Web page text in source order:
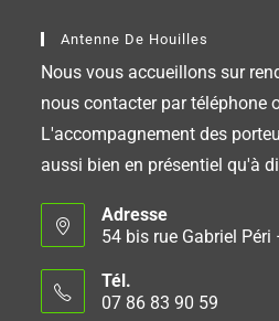
Antenne De Houilles
Nous vous accueillons sur
nous contacter par téléphone
L'accompagnement des
aussi bien en présentiel qu'à
Adresse
54 bis rue Gabriel
Tél.
07 86 83 90 59